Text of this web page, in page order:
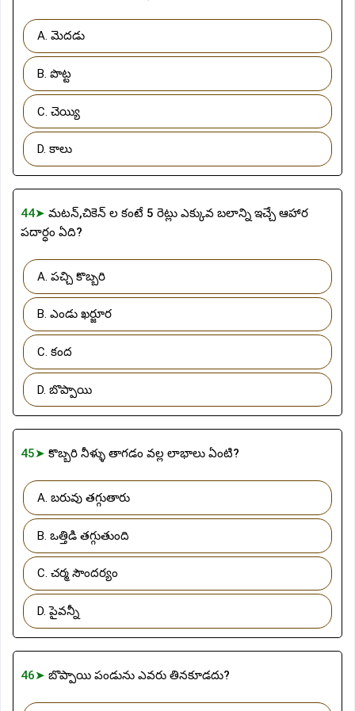
A. మెదడు
B. పొట్ట
C. చెయ్యి
D. కాలు
44➤ మటన్,చికెన్ ల కంటే 5 రెట్లు ఎక్కువ బలాన్ని ఇచ్చే ఆహార
పదార్ధం ఏది?
A. పచ్చి కొబ్బరి
B. ఎండు ఖర్జూర
C. కంద
D. బొప్పాయి
45➤ కొబ్బరి నీళ్ళు తాగడం వల్ల లాభాలు ఏంటి?
A. బరువు తగ్గుతారు
B. ఒత్తిడి తగ్గుతుంది
C. చర్మ సౌందర్యం
D. పైవన్నీ
46➤ బొప్పాయి పండును ఎవరు తినకూడదు?